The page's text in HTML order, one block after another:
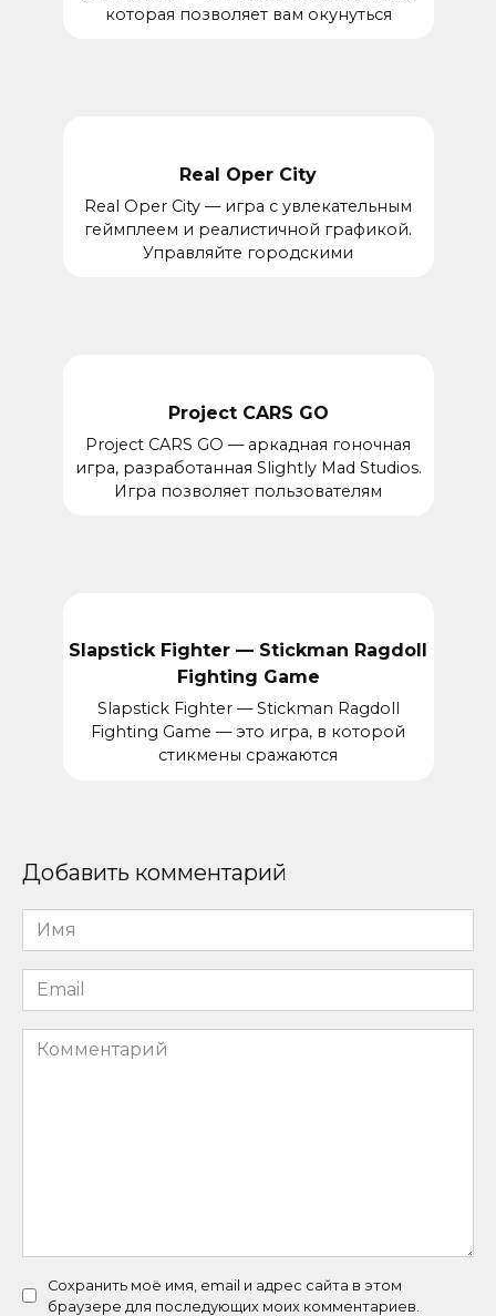
которая позволяет вам окунуться
Real Oper City
Real Oper City — игра с увлекательным
геймплеем и реалистичной графикой.
Управляйте городскими
Project CARS GO
Project CARS GO — аркадная гоночная
игра, разработанная Slightly Mad Studios.
Игра позволяет пользователям
Slapstick Fighter — Stickman Ragdoll
Fighting Game
Slapstick Fighter — Stickman Ragdoll
Fighting Game — это игра, в которой
стикмены сражаются
Добавить комментарий
Имя
*
Email
*
Комментарий
Сохранить моё имя, email и адрес сайта в этом
браузере для последующих моих комментариев.